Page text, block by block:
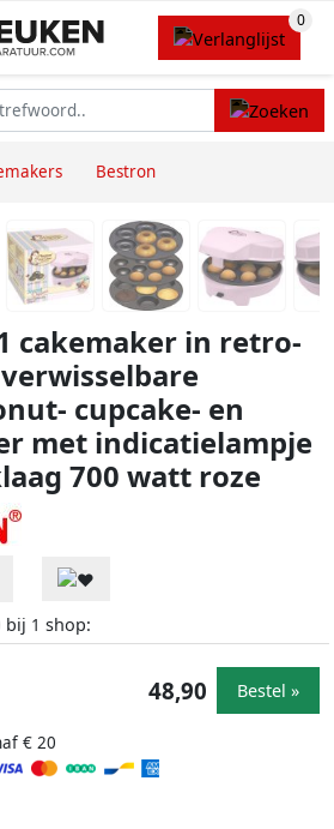
Bestron
cakemaker in retro-
cupcake- en
met indicatielampje
700 watt roze
bij 1 shop:
€ 20
48,90 Bestel »